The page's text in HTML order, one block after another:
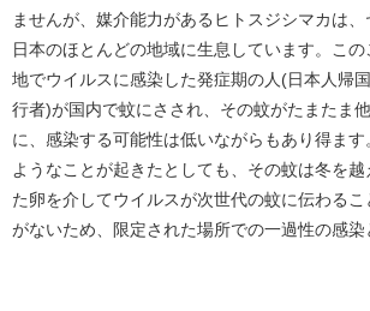
ませんが、媒介能力があるヒトスジシマカは、
日本のほとんどの地域に生息しています。こ
地でウイルスに感染した発症期の人(日本人帰
行者)が国内で蚊にさされ、その蚊がたまたま
に、感染する可能性は低いながらもあり得ま
ようなことが起きたとしても、その蚊は冬を越
た卵を介してウイルスが次世代の蚊に伝わるこ
がないため、限定された場所での一過性の感染